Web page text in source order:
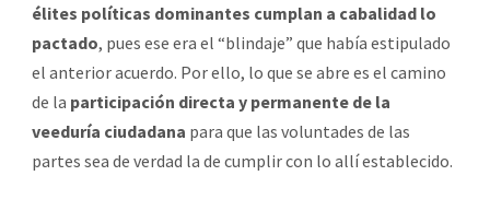
élites políticas dominantes cumplan a cabalidad lo
pactado, pues ese era el “blindaje” que había estipulado
el anterior acuerdo. Por ello, lo que se abre es el camino
de la participación directa y permanente de la
veeduría ciudadana para que las voluntades de las
partes sea de verdad la de cumplir con lo allí establecido.